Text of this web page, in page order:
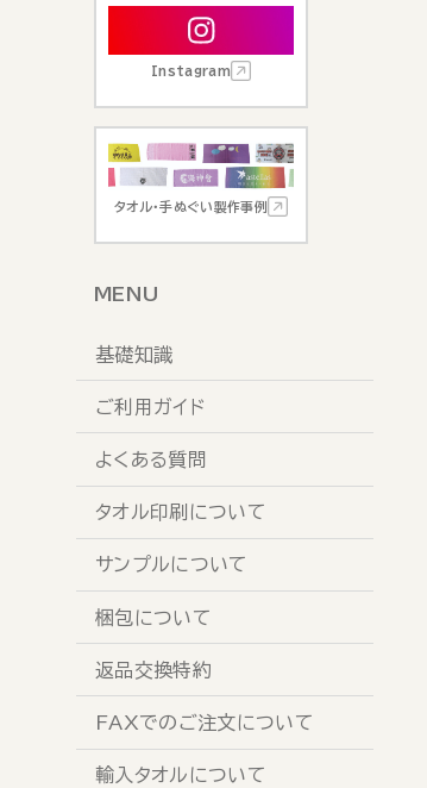
Instagram
タオル・手ぬぐい製作事例
MENU
基礎知識
ご利用ガイド
よくある質問
タオル印刷について
サンプルについて
梱包について
返品交換特約
FAXでのご注文について
輸入タオルについて